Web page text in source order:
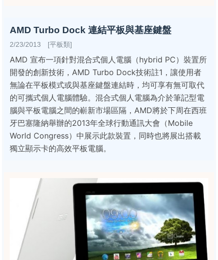
AMD Turbo Dock 連結平板與基座鍵盤
2/23/2013 [平板類]
AMD 宣布一項針對混合式個人電腦（hybrid PC）裝置所
開發的創新技術，AMD Turbo Dock技術註1，讓使用者
無論在平板模式或與基座鍵盤連結時，均可享有無可取代
的可攜式個人電腦體驗。混合式個人電腦為介於筆記型電
腦與平板電腦之間的嶄新市場區隔，AMD將於下周在西班
牙巴塞隆納舉辦的2013年全球行動通訊大會（Mobile
World Congress）中展示此款裝置，同時也將展出搭載
獨立顯示卡的高效平板電腦。